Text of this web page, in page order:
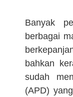
Banyak
berbagai
bahkan
sudah
(APD)